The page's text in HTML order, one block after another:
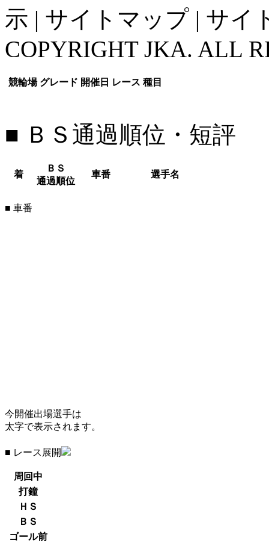
示 | サイトマップ | サイ
COPYRIGHT JKA. ALL
競輪場 グレード 開催日 レース 種目
■ ＢＳ通過順位・短評
着
ＢＳ
通過順位
車番 選手名
■ 車番
今開催出場選手は
太字で表示されます。
■ レース展開
周回中
打鐘
ＨＳ
ＢＳ
ゴール前